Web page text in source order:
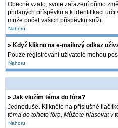
Obecně vzato, svoje zařazení přímo
přidaných příspěvků a k identifikaci
může počet vašich příspěvků snížit.
Nahoru
» Když kliknu na e-mailový odkaz
Pouze registrovaní uživatelé mohou
Nahoru
» Jak vložím téma do fóra?
Jednoduše. Klikněte na příslušné
téma do tohoto fóra, Můžete hlasovat v
Nahoru